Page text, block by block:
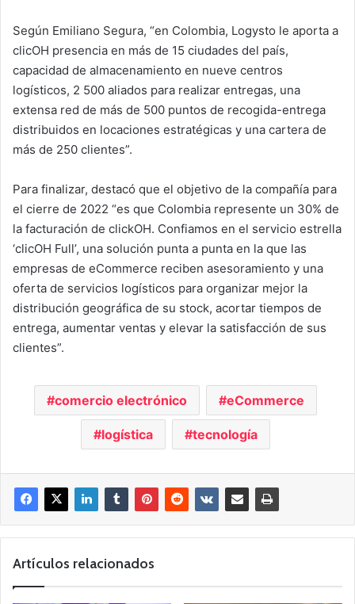
Según Emiliano Segura, “en Colombia, Logysto le aporta a
clicOH presencia en más de 15 ciudades del país,
capacidad de almacenamiento en nueve centros
logísticos, 2 500 aliados para realizar entregas, una
extensa red de más de 500 puntos de recogida-entrega
distribuidos en locaciones estratégicas y una cartera de
más de 250 clientes”.
Para finalizar, destacó que el objetivo de la compañía para
el cierre de 2022 “es que Colombia represente un 30% de
la facturación de clickOH. Confiamos en el servicio estrella
‘clicOH Full’, una solución punta a punta en la que las
empresas de eCommerce reciben asesoramiento y una
oferta de servicios logísticos para organizar mejor la
distribución geográfica de su stock, acortar tiempos de
entrega, aumentar ventas y elevar la satisfacción de sus
clientes”.
comercio electrónico eCommerce
logística tecnología
Artículos relacionados